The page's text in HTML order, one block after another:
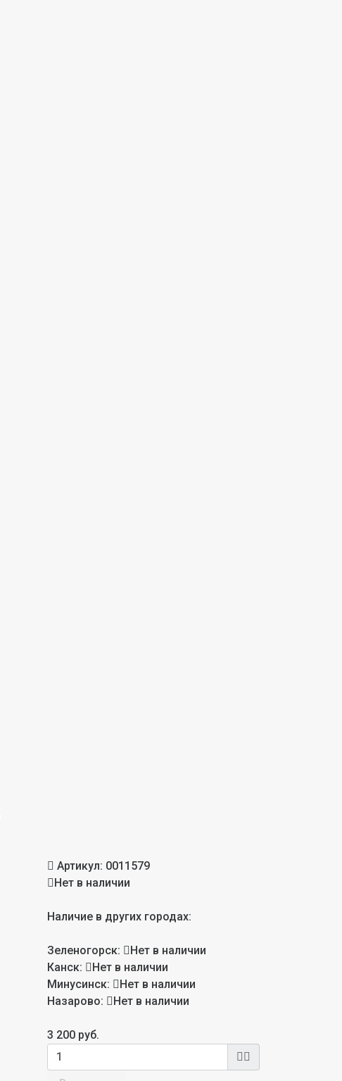
Артикул: 0011579
Нет в наличии
Наличие в других городах:
Зеленогорск:
Нет в наличии
Канск:
Нет в наличии
Минусинск:
Нет в наличии
Назарово:
Нет в наличии
3 200 руб.